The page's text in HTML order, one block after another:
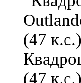
(47 к.с.)